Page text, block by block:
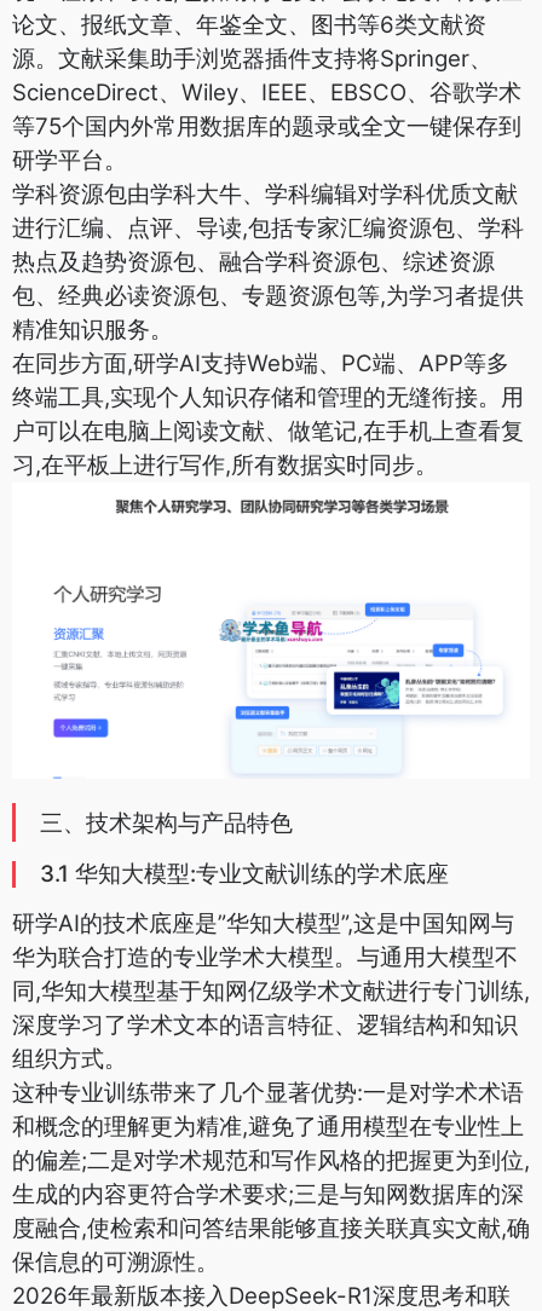
论文、报纸文章、年鉴全文、图书等6类文献资
源。文献采集助手浏览器插件支持将Springer、
ScienceDirect、Wiley、IEEE、EBSCO、谷歌学术
等75个国内外常用数据库的题录或全文一键保存到
研学平台。
学科资源包由学科大牛、学科编辑对学科优质文献
进行汇编、点评、导读,包括专家汇编资源包、学科
热点及趋势资源包、融合学科资源包、综述资源
包、经典必读资源包、专题资源包等,为学习者提供
精准知识服务。
在同步方面,研学AI支持Web端、PC端、APP等多
终端工具,实现个人知识存储和管理的无缝衔接。用
户可以在电脑上阅读文献、做笔记,在手机上查看复
习,在平板上进行写作,所有数据实时同步。
三、技术架构与产品特色
3.1 华知大模型:专业文献训练的学术底座
研学AI的技术底座是”华知大模型”,这是中国知网与
华为联合打造的专业学术大模型。与通用大模型不
同,华知大模型基于知网亿级学术文献进行专门训练,
深度学习了学术文本的语言特征、逻辑结构和知识
组织方式。
这种专业训练带来了几个显著优势:一是对学术术语
和概念的理解更为精准,避免了通用模型在专业性上
的偏差;二是对学术规范和写作风格的把握更为到位,
生成的内容更符合学术要求;三是与知网数据库的深
度融合,使检索和问答结果能够直接关联真实文献,确
保信息的可溯源性。
2026年最新版本接入DeepSeek-R1深度思考和联